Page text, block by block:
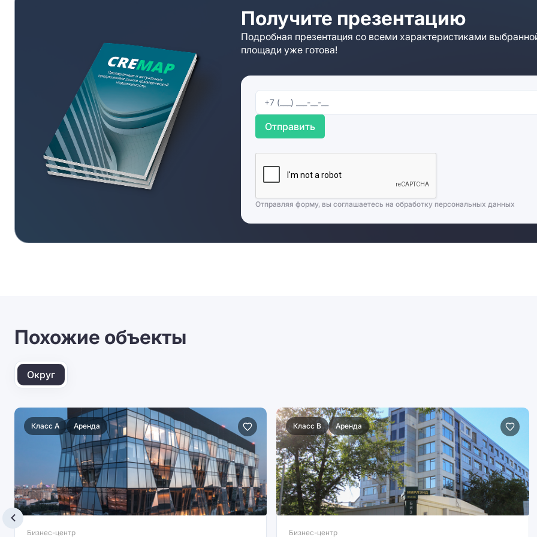
Получите презентацию
Подробная презентация со всеми характеристиками
площади уже готова!
Отправить
Отправляя форму, вы соглашаетесь на обработку персональных данных
Похожие объекты
Округ
Класс A Аренда
Бизнес-центр
Класс B Аренда
Бизнес-центр